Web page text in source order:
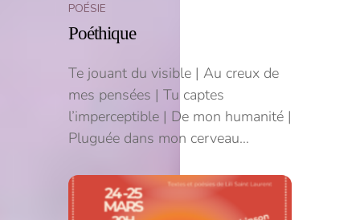
POÉSIE
Poéthique
Te jouant du visible | Au creux de
mes pensées | Tu captes
l’imperceptible | De mon humanité |
Pluguée dans mon cerveau…